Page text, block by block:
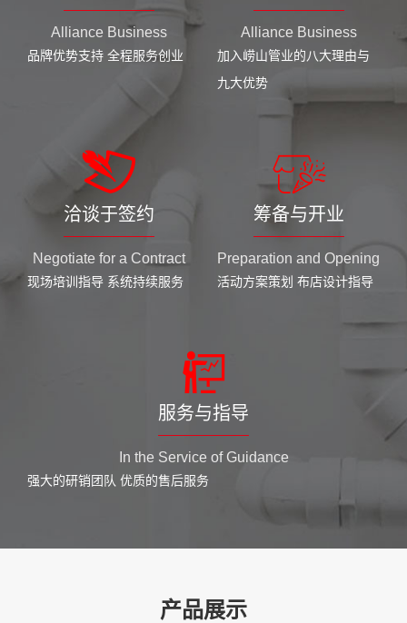
Alliance Business
品牌优势支持 全程服务创业
Alliance Business
加入崂山管业的八大理由与
九大优势
洽谈于签约
Negotiate for a Contract
现场培训指导 系统持续服务
筹备与开业
Preparation and Opening
活动方案策划 布店设计指导
服务与指导
In the Service of Guidance
强大的研销团队 优质的售后服务
产品展示